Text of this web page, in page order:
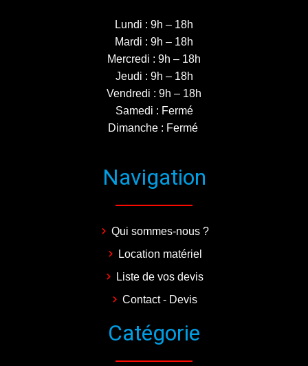
Lundi : 9h – 18h
Mardi : 9h – 18h
Mercredi : 9h – 18h
Jeudi : 9h – 18h
Vendredi : 9h – 18h
Samedi : Fermé
Dimanche : Fermé
Navigation
Qui sommes-nous ?
Location matériel
Liste de vos devis
Contact - Devis
Catégorie